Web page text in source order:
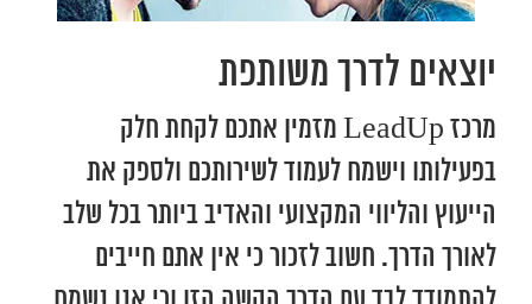
יוצאים לדרך משותפת
מרכז LeadUp מזמין אתכם לקחת חלק
בפעילותו וישמח לעמוד לשירותכם ולספק את
הייעוץ והליווי המקצועי והאדיב ביותר בכל שלב
לאורך הדרך. חשוב לזכור כי אין אתם חייבים